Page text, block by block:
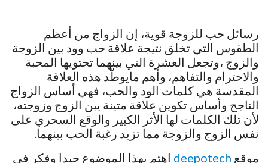
رسائل حب للزوجة قوية، إن الزواج من أعظم
الطقوس التي تخلق نتيجة علاقة حب وود بين الزوجة
والزوج ،وتجعل العشرة التي بينهما تحتويها المحبة
والاحترام والتفاهم، وأهم مايوطّد هذه العلاقة
المقدسة هي كلمات الود والحب، فهي أساس الزواج
الناجح وأساس تكوين علاقة متينة يبن الزوج وزوجته،
لأن تلك الكلمات لها الأثر الكبير والوقع السحري على
نفس الزوج والزوجة مما تزيد رغبة الحب بينهما.
موقع deepotech اهتم بهذا الموضوع جيدا وفكر في